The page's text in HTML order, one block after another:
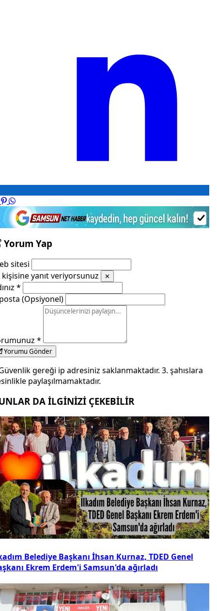
Yorum Yap
sitesi
kişisine yanıt veriyorsunuz
✕
*
(Opsiyonel)
*
Yorumu Gönder
gereği ip adresiniz saklanmaktadır. 3. şahıslara
paylaşılmamaktadır.
DA İLGİNİZİ ÇEKEBİLİR
Belediye Başkanı İhsan Kurnaz, TDED Genel
Ekrem Erdem'i Samsun'da ağırladı